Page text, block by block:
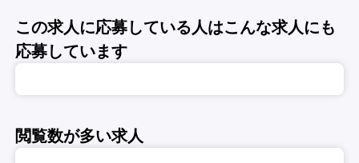
この求人に応募している人はこんな求人にも
応募しています
閲覧数が多い求人